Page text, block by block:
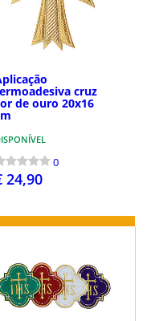
cruz
de ouro 20x16
0
24,90